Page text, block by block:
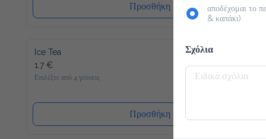
Προσθήκη
Ice Tea
1.7 €
Επιλέξτε από 4 γεύσεις
Προσθήκη
αποδέχομαι το
& καπάκι)
Σχόλια